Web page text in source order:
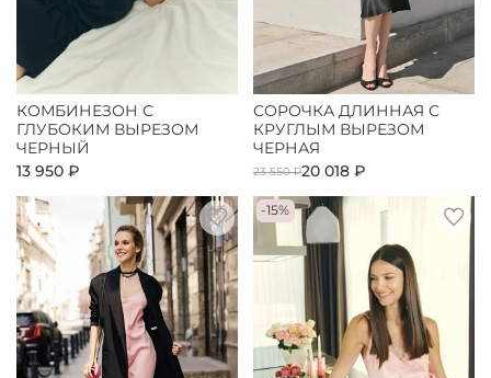
КОМБИНЕЗОН С
ГЛУБОКИМ ВЫРЕЗОМ
ЧЕРНЫЙ
13 950 ₽
СОРОЧКА ДЛИННАЯ С
КРУГЛЫМ ВЫРЕЗОМ
ЧЕРНАЯ
23 550 ₽20 018 ₽
-15%